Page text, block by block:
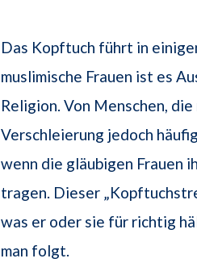
Das Kopftuch führt in
muslimische Frauen ist es
Religion. Von Menschen,
Verschleierung jedoch
wenn die gläubigen Frauen
tragen. Dieser
was er oder sie für richtig
man folgt.